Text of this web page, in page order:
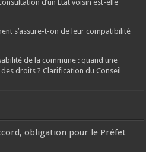
d’un Etat voisin est-elle
s’assure-t-on de leur compatibilité
de la commune : quand une
droits ? Clarification du Conseil
obligation pour le Préfet